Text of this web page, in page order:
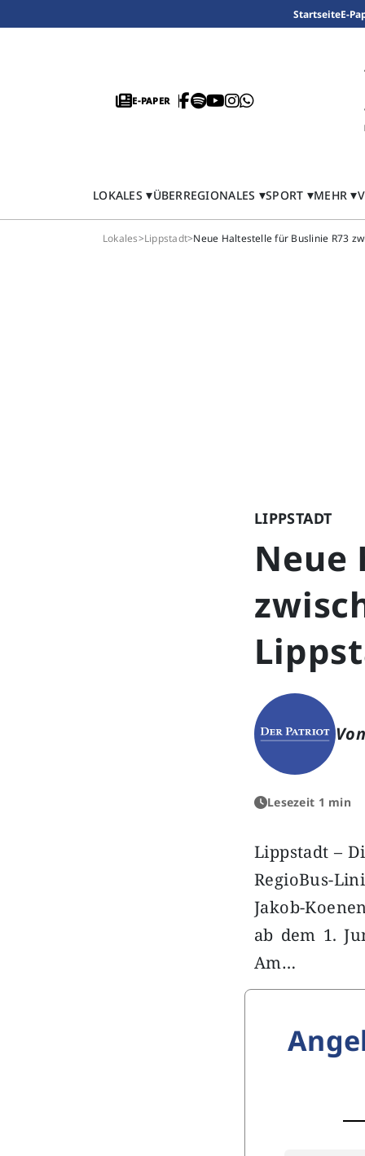
StartseiteE-
E-PAPER
LOKALES ÜBERREGIONALES SPORT MEHR
Lokales>Lippstadt>Neue Haltestelle für Buslinie R73
LIPPSTADT
Neue
Lesezeit 1 min
Lippstadt –
RegioBus-
Jakob-
ab dem 1.
Am…